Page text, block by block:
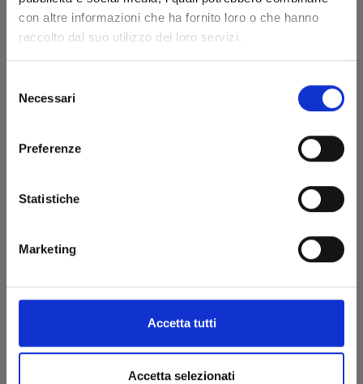
con altre informazioni che ha fornito loro o che hanno
raccolto dal suo utilizzo dei loro servizi.
delNecessari
Preferenze
Statistiche
Marketing
Accetta tutti
Accetta selezionati
MERMAID MELODY - PICHI PICHI PITCH n. 2
€ 9,00